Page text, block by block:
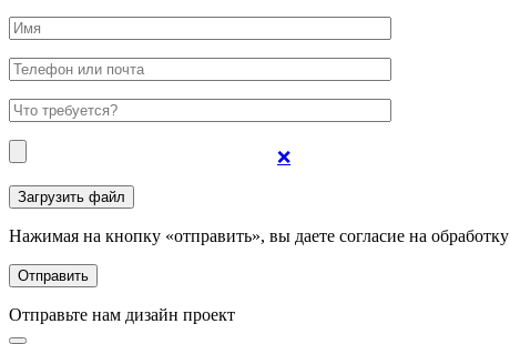
❌
Нажимая на кнопку «отправить», вы даете согласие на обработку
Отправьте нам дизайн проект